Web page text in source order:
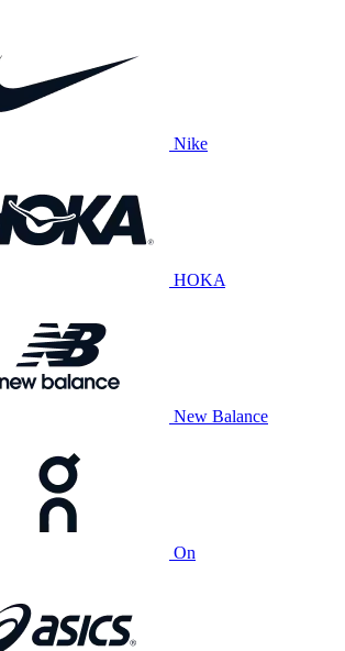
Nike
HOKA
New Balance
On